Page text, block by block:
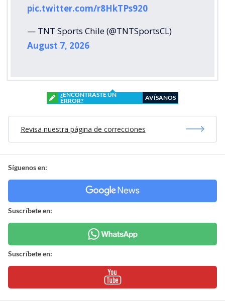
pic.twitter.com/r8HkTPs920
— TNT Sports Chile (@TNTSportsCL)
August 7, 2026
¿ENCONTRASTE UN
ERROR?
AVÍSANOS
Revisa nuestra página de correcciones
Síguenos en:
Suscríbete en:
Suscríbete en: